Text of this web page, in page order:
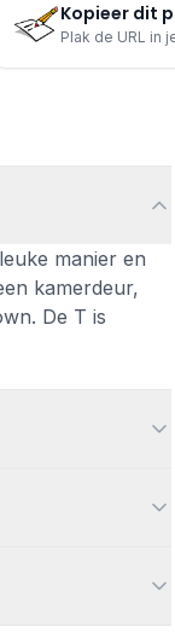
Kopieer dit
Plak de URL in
manier en
kamerdeur,
De T is